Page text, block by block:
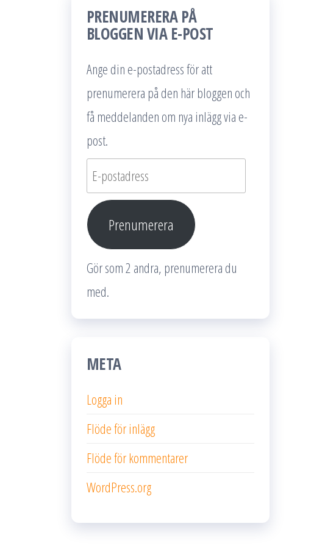
PRENUMERERA PÅ
BLOGGEN VIA E-POST
Ange din e-postadress för att
prenumerera på den här bloggen och
få meddelanden om nya inlägg via e-
post.
E-
postadress
Prenumerera
Gör som 2 andra, prenumerera du
med.
META
Logga in
Flöde för inlägg
Flöde för kommentarer
WordPress.org